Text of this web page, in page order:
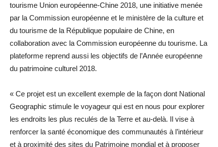
tourisme Union européenne-Chine 2018, une initiative menée
par la Commission européenne et le ministère de la culture et
du tourisme de la République populaire de Chine, en
collaboration avec la Commission européenne du tourisme. La
plateforme reprend aussi les objectifs de l’Année européenne
du patrimoine culturel 2018.
« Ce projet est un excellent exemple de la façon dont National
Geographic stimule le voyageur qui est en nous pour explorer
les endroits les plus reculés de la Terre et au-delà. Il vise à
renforcer la santé économique des communautés à l’intérieur
et à proximité des sites du Patrimoine mondial et à proposer